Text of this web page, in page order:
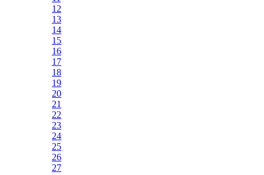
12
13
14
15
16
17
18
19
20
21
22
23
24
25
26
27